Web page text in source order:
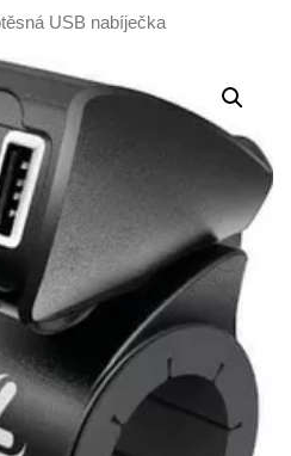
USB nabíječka